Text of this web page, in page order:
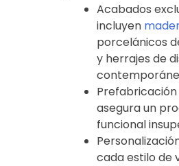
Acabados
incluyen
porcelánicos
y herrajes de
asegura un
funcional
cada estilo de